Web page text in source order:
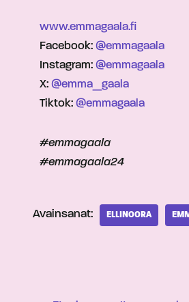
www.emmagaala.fi
Facebook: @emmagaala
Instagram: @emmagaala
X: @emma_gaala
Tiktok: @emmagaala
#emmagaala
#emmagaala24
Avainsanat: ELLINOORA